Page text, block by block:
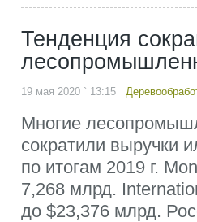
Тенденция
19 мая 2020 ` 13:15
Многие
сократили выручки
по итогам 2019 г.
7,268 млрд.
до $23,376 млрд.